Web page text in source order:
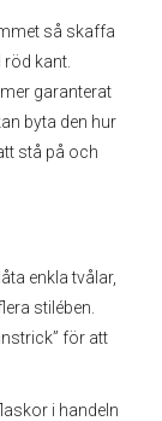
så skaffa
kant.
garanterat
byta den hur
stå på och
enkla tvålar,
stilében.
för att
i handeln